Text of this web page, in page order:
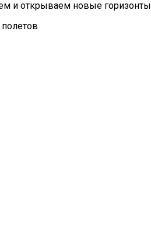
и открываем новые горизонты